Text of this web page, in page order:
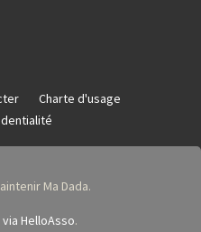
Charte d'usage
Ma Dada.
via HelloAsso.